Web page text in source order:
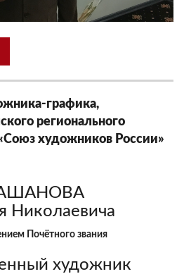
графика,
регионального
художников России»
Николаевича
Почётного звания
художник